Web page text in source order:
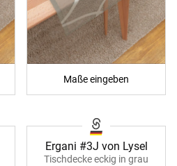
Maße eingeben
Ergani #3J von Lysel
Tischdecke eckig in grau